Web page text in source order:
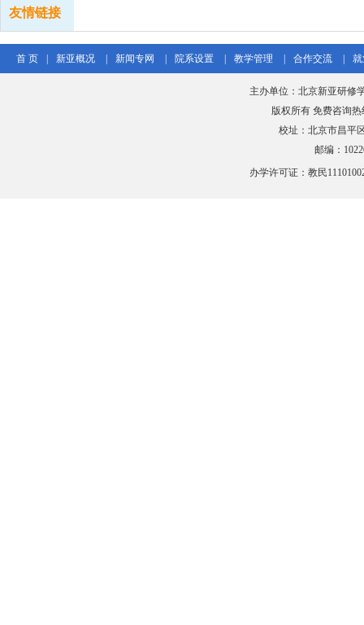
友情链接
首 页 新亚概况 新闻专网 院系设置 教学管理 合作交流
主办单位：北京新亚研修
版权所有 免费咨询热
校址：北京市昌平
邮编：
办学许可证：教民